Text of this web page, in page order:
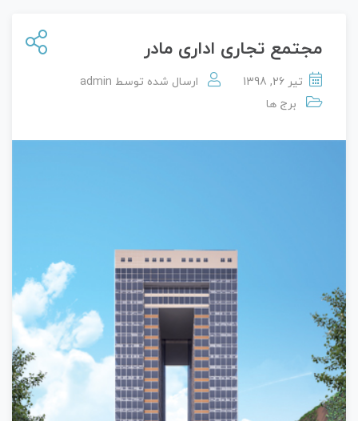
مجتمع تجاری اداری مادر
تیر 26, 1398 ارسال شده توسط admin
برج ها